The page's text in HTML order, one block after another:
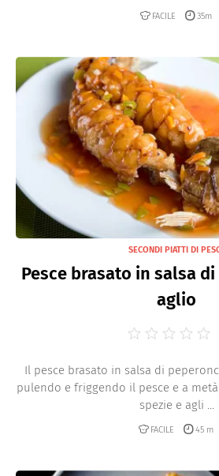
FACILE 35m
SECONDI PIATTI DI
Pesce brasato in salsa
aglio
Il pesce brasato in salsa di
pulendo e friggendo il pesce e a
spezie e agli ...
FACILE 45 m